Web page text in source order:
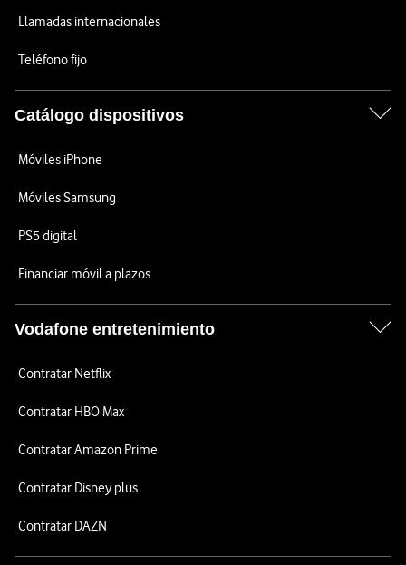
Llamadas internacionales
Teléfono fijo
Catálogo dispositivos
Móviles iPhone
Móviles Samsung
PS5 digital
Financiar móvil a plazos
Vodafone entretenimiento
Contratar Netflix
Contratar HBO Max
Contratar Amazon Prime
Contratar Disney plus
Contratar DAZN